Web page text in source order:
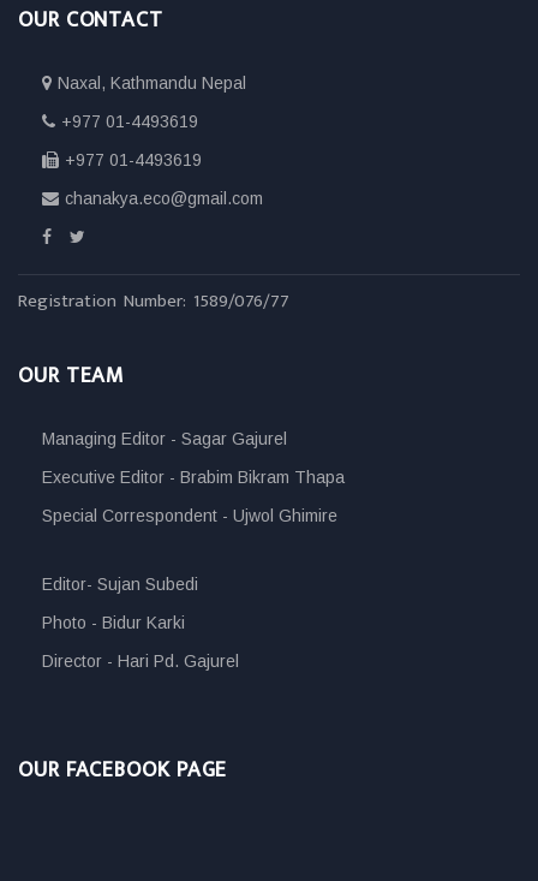
OUR CONTACT
Naxal, Kathmandu Nepal
+977 01-4493619
+977 01-4493619
chanakya.eco@gmail.com
Registration Number: 1589/076/77
OUR TEAM
Managing Editor - Sagar Gajurel
Executive Editor - Brabim Bikram Thapa
Special Correspondent - Ujwol Ghimire
Editor- Sujan Subedi
Photo - Bidur Karki
Director - Hari Pd. Gajurel
OUR FACEBOOK PAGE